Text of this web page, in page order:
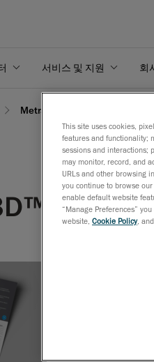
서비스 및 지원 회
MetraSCAN 3D
생산성, 휴대성, 접근
Track 기반 고속 측정
This site uses cookies,
features and functionality;
sessions and interactions;
may monitor, record, and
URLs and other browsing
you continue to browse
enable default website
“Manage Preferences”
website, Cookie Policy, and